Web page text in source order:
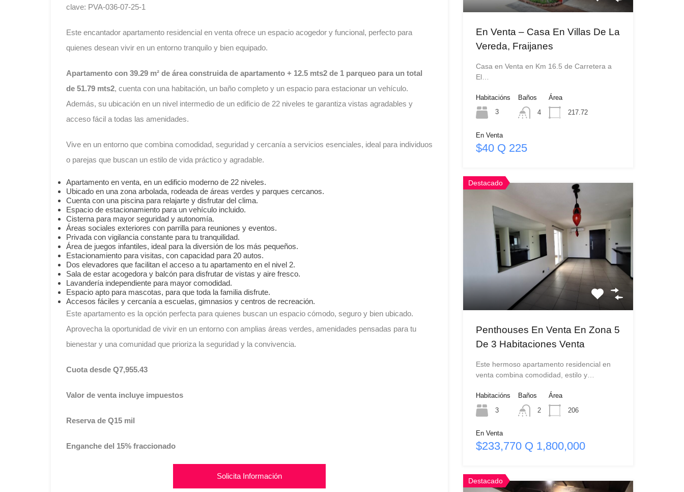
clave: PVA-036-07-25-1
Este encantador apartamento residencial en venta ofrece un espacio acogedor y funcional, perfecto para
quienes desean vivir en un entorno tranquilo y bien equipado.
Apartamento con 39.29 m² de área construida de apartamento + 12.5 mts2 de 1 parqueo para un total
de 51.79 mts2, cuenta con una habitación, un baño completo y un espacio para estacionar un vehículo.
Además, su ubicación en un nivel intermedio de un edificio de 22 niveles te garantiza vistas agradables y
acceso fácil a todas las amenidades.
Vive en un entorno que combina comodidad, seguridad y cercanía a servicios esenciales, ideal para individuos
o parejas que buscan un estilo de vida práctico y agradable.
Apartamento en venta, en un edificio moderno de 22 niveles.
Ubicado en una zona arbolada, rodeada de áreas verdes y parques cercanos.
Cuenta con una piscina para relajarte y disfrutar del clima.
Espacio de estacionamiento para un vehículo incluido.
Cisterna para mayor seguridad y autonomía.
Áreas sociales exteriores con parrilla para reuniones y eventos.
Privada con vigilancia constante para tu tranquilidad.
Área de juegos infantiles, ideal para la diversión de los más pequeños.
Estacionamiento para visitas, con capacidad para 20 autos.
Dos elevadores que facilitan el acceso a tu apartamento en el nivel 2.
Sala de estar acogedora y balcón para disfrutar de vistas y aire fresco.
Lavandería independiente para mayor comodidad.
Espacio apto para mascotas, para que toda la familia disfrute.
Accesos fáciles y cercanía a escuelas, gimnasios y centros de recreación.
Este apartamento es la opción perfecta para quienes buscan un espacio cómodo, seguro y bien ubicado.
Aprovecha la oportunidad de vivir en un entorno con amplias áreas verdes, amenidades pensadas para tu
bienestar y una comunidad que prioriza la seguridad y la convivencia.
Cuota desde Q7,955.43
Valor de venta incluye impuestos
Reserva de Q15 mil
Enganche del 15% fraccionado
Solicita Información
En Venta – Casa En Villas De La
Vereda, Fraijanes
Casa en Venta en Km 16.5 de Carretera a
El…
Habitacións
3
Baños
4
Área
217.72
En Venta
$40 Q 225
Destacado
Penthouses En Venta En Zona 5
De 3 Habitaciones Venta
Este hermoso apartamento residencial en
venta combina comodidad, estilo y…
Habitacións
3
Baños
2
Área
206
En Venta
$233,770 Q 1,800,000
Destacado